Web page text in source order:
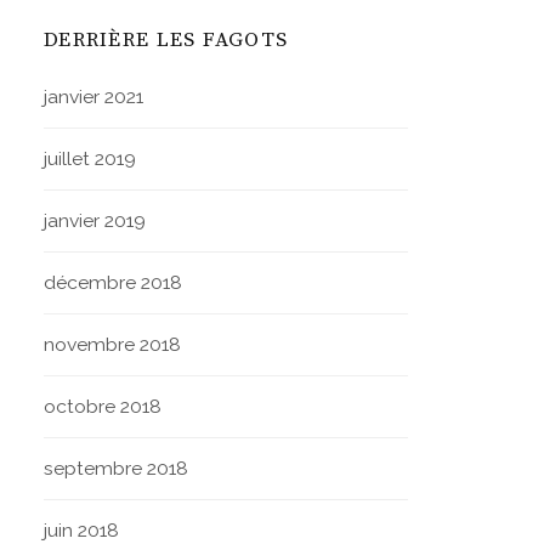
DERRIÈRE LES FAGOTS
janvier 2021
juillet 2019
janvier 2019
décembre 2018
novembre 2018
octobre 2018
septembre 2018
juin 2018